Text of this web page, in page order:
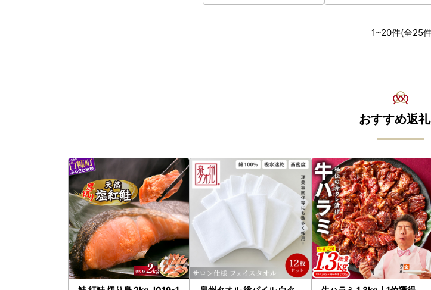
1~20件(全25
おすすめ返